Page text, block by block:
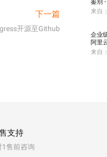
下一篇
开源至Github
鉴别
来自：
企业
阿里
来自：
支持
1售前咨询